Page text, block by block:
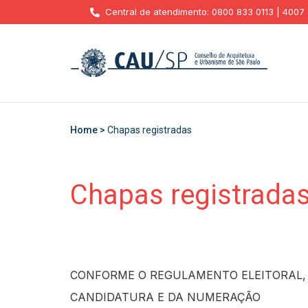
Central de atendimento: 0800 833 0113 | 4007
Home > Chapas registradas
Chapas
CONFORME O REGULAMENTO
CANDIDATURA E DA NUMERAÇÃO